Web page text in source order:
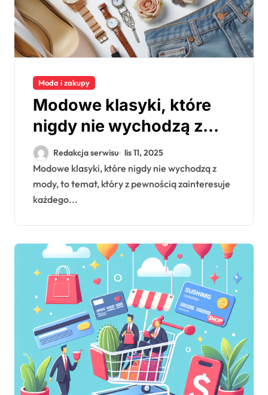
Moda i zakupy
Modowe klasyki, które
nigdy nie wychodzą z
mody
Redakcja serwisu lis 11, 2025
Modowe klasyki, które nigdy nie wychodzą z
mody, to temat, który z pewnością zainteresuje
każdego...